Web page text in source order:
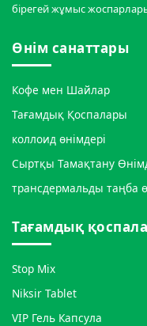
бірегей жұмыс
Өнім санаттары
Кофе мен Шайлар
Тағамдық Қоспалары
коллоид өнімдері
Сыртқы Тамақтану
трансдермальды таңба
Тағамдық
Stop Mix
Niksir Tablet
VIP Гель Капсула